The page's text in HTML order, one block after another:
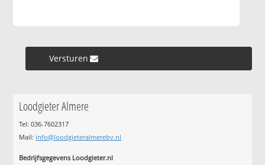
Versturen »
Loodgieter Almere
Tel: 036-7602317
Mail: info@loodgieteralmerebv.nl
Bedrijfsgegevens Loodgieter.nl